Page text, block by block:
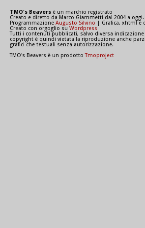
TMO's Beavers è un marchio registrato
Creato e diretto da Marco Giammetti dal 2004 a oggi.
Programmazione Augusto Silvino | Grafica, xhtml e
Creato con orgoglio su Wordpress
Tutti i contenuti pubblicati, salvo diversa
copyright è quindi vietata la riproduzione anche
grafici che testuali senza autorizzazione.
TMO's Beavers è un prodottoTmoproject